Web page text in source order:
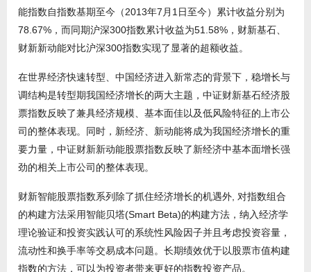
能指数自指数基期至今（2013年7月1日至今）累计收益分别为
78.67%，而同期沪深300指数累计收益为51.58%，财新基石、
财新新动能对比沪深300指数实现了显著的超额收益。
在世界经济快速转型、中国经济进入新常态的背景下，稳增长与
调结构是转型期我国经济增长的两大主题，中证财新基石经济股
票指数反映了兼具经济规模、基本面佳以及低风险特征的上市公
司的整体表现。同时，新经济、新动能将成为我国经济增长的重
要力量，中证财新新动能股票指数反映了新经济中基本面增长强
劲的相关上市公司的整体表现。
财新智能股票指数系列除了抓住经济增长的机遇外, 对指数组合
的构建方法采用智能贝塔(Smart Beta)的构建方法，纳入经济学
理论验证和投资实践认可的系统性风险因子并且考虑投资容量，
流动性和换手率等交易成本问题。长期绩效优于以股票市值构建
指数的方法，可以为投资者带来更好的指数投资产品。